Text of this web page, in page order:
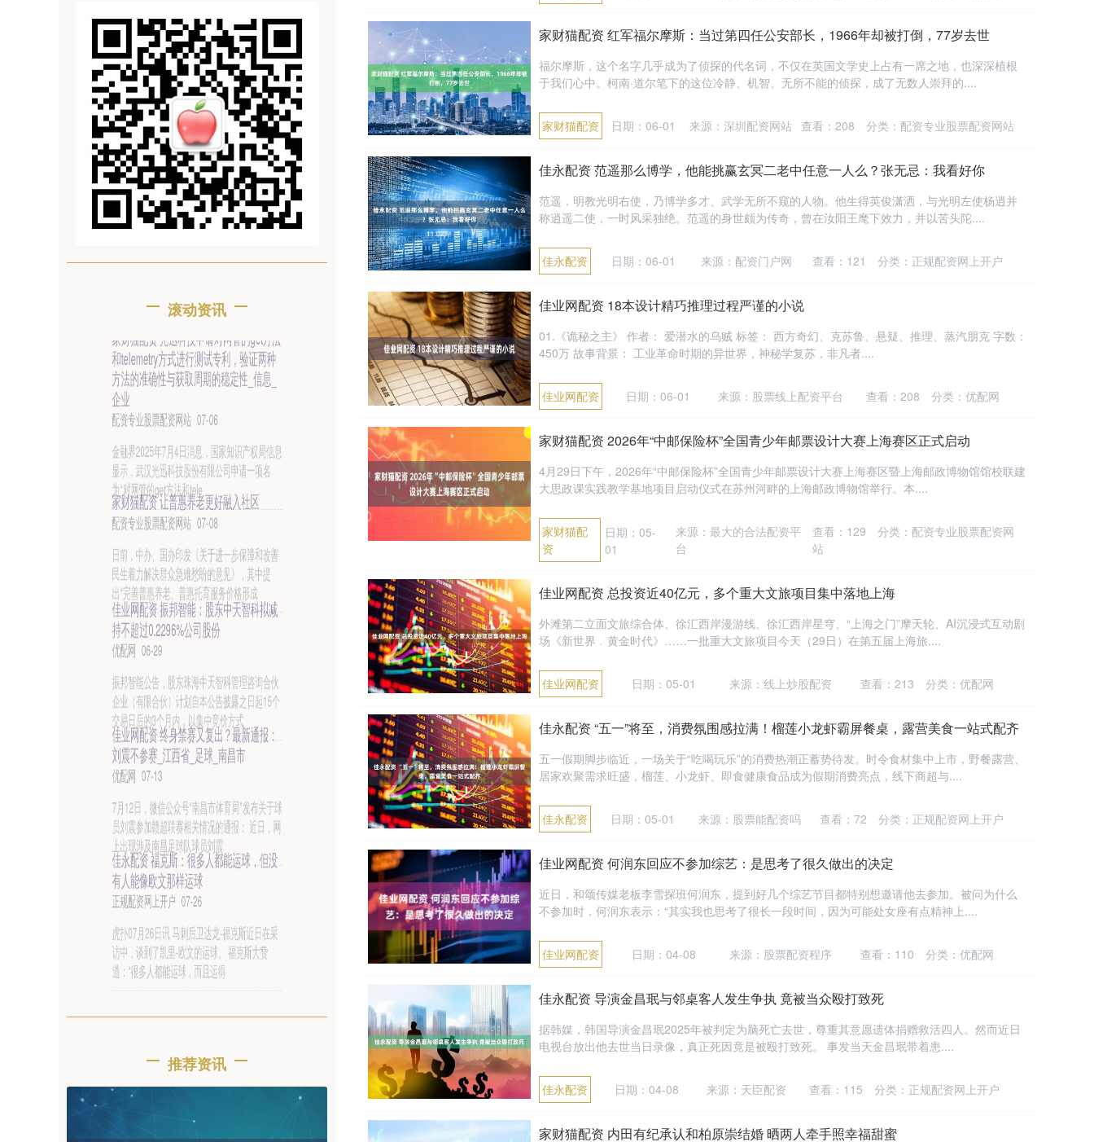
家财猫配资 红军福尔摩斯：当过第四任公安部长，1966年却被打倒，77岁去世
福尔摩斯，这个名字几乎成为了侦探的代名词，不仅在英国文学史上占有一席之地，也深深植根
于我们心中。柯南·道尔笔下的这位冷静、机智、无所不能的侦探，成了无数人崇拜的....
家财猫配资 日期：06-01 来源：深圳配资网站 查看： 208 分类： 配资专业股票配资网站
佳永配资 范遥那么博学，他能挑赢玄冥二老中任意一人么？张无忌：我看好你
范遥，明教光明右使，乃博学多才、武学无所不窥的人物。他生得英俊潇洒，与光明左使杨逍并
称逍遥二使，一时风采独绝。范遥的身世颇为传奇，曾在汝阳王麾下效力，并以苦头陀....
佳永配资 日期：06-01 来源：配资门户网 查看： 121 分类： 正规配资网上开户
佳业网配资 18本设计精巧推理过程严谨的小说
01.《诡秘之主》 作者： 爱潜水的乌贼 标签： 西方奇幻、克苏鲁、悬疑、推理、蒸汽朋克 字数：
450万 故事背景： 工业革命时期的异世界，神秘学复苏，非凡者....
佳业网配资 日期：06-01 来源：股票线上配资平台 查看：208 分类：优配网
家财猫配资 2026年“中邮保险杯”全国青少年邮票设计大赛上海赛区正式启动
4月29日下午，2026年“中邮保险杯”全国青少年邮票设计大赛上海赛区暨上海邮政博物馆馆校联建
大思政课实践教学基地项目启动仪式在苏州河畔的上海邮政博物馆举行。本....
家财猫配
资
日期：05-
01
来源：最大的合法配资平
台
查看： 129 分类： 配资专业股票配资网
站
佳业网配资 总投资近40亿元，多个重大文旅项目集中落地上海
外滩第二立面文旅综合体、徐汇西岸漫游线、徐汇西岸星穹、“上海之门”摩天轮、AI沉浸式互动剧
场《新世界﹒黄金时代》……一批重大文旅项目今天（29日）在第五届上海旅....
佳业网配资 日期：05-01 来源：线上炒股配资 查看：213 分类：优配网
佳永配资 “五一”将至，消费氛围感拉满！榴莲小龙虾霸屏餐桌，露营美食一站式配齐
五一假期脚步临近，一场关于“吃喝玩乐”的消费热潮正蓄势待发。时令食材集中上市，野餐露营、
居家欢聚需求旺盛，榴莲、小龙虾、即食健康食品成为假期消费亮点，线下商超与....
佳永配资 日期：05-01 来源：股票能配资吗 查看：72 分类： 正规配资网上开户
佳业网配资 何润东回应不参加综艺：是思考了很久做出的决定
近日，和颂传媒老板李雪探班何润东，提到好几个综艺节目都特别想邀请他去参加。被问为什么
不参加时，何润东表示：“其实我也思考了很长一段时间，因为可能处女座有点精神上....
佳业网配资 日期：04-08 来源：股票配资程序 查看： 110 分类：优配网
佳永配资 导演金昌珉与邻桌客人发生争执 竟被当众殴打致死
据韩媒，韩国导演金昌珉2025年被判定为脑死亡去世，尊重其意愿遗体捐赠救活四人。然而近日
电视台放出他去世当日录像，真正死因竟是被殴打致死。 事发当天金昌珉带着患....
佳永配资 日期：04-08 来源：天臣配资 查看： 115 分类： 正规配资网上开户
家财猫配资 内田有纪承认和柏原崇结婚 晒两人牵手照幸福甜蜜
滚动资讯
佳永配资 数智革命×文化自信：2025中国
时尚峰会谋划中国时尚新格局
正规配资网上开户 07-16
当数字经济的浪潮拍打千年纺织文明的堤岸，当
AI算法的光芒照亮东方美学的长廊，2025中国时
尚峰会以思想为梭、科技为线，在
佳永配资 秋实累累丨面包香、落日音乐
会、非遗手作……北京乡村市集太好逛
了！吃喝玩乐拍照全拿下
正规配资网上开户 10-01
十一黄金周的出游计划，还在纠结去哪里吗？与
其人挤人，不如来一场乡村度假。在北京的乡
村，藏着许多惊喜市集：有新鲜出炉的面包
家财猫配资 张力团队破解肺癌耐药困局，
全球首个肺癌TROP2 ADC获批_研究_芦
康沙_药物
近日，中山大学肿瘤防治中心张力、方文峰教授
团队在国际顶级医学期刊《英国医学杂志》
（The BMJ）发表肺癌领域全球首个获
佳业网配资 里昂：看好多晶硅及太阳能玻
璃领军企业 推荐协鑫科技福莱特玻璃信义
07-10
里昂发布研报称，由于更高的整合度和更陡峭的
成本曲线，上游太阳能玻璃和多晶硅子行业更有
可能受益于顺风。该行继续看好多晶硅领
招财猫配资 法UCAV亮相，巴铁转向东
机_沙赫帕尔_的能力
正规配资网上开户 07-19
达索航空透露，UCAV无人机项目，即“未来空战
系统”，由法国国防采购局（DGA）牵头推进，
推荐资讯